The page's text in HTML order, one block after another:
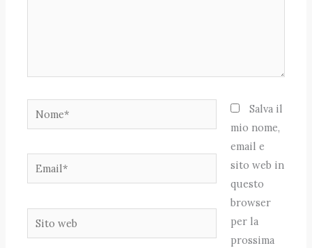
Nome*
Email*
Sito
web
Salva il
mio nome,
email e
sito web in
questo
browser
per la
prossima